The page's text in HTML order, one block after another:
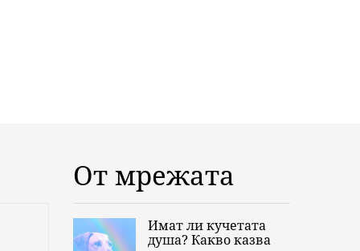
От мрежата
Имат ли кучетата
душа? Какво казва